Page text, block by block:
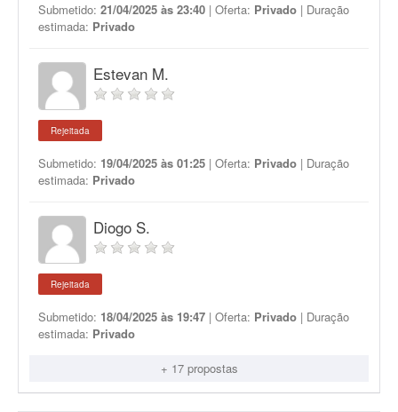
Submetido: 21/04/2025 às 23:40 | Oferta: Privado | Duração
estimada: Privado
Estevan M.
Rejeitada
Submetido: 19/04/2025 às 01:25 | Oferta: Privado | Duração
estimada: Privado
Diogo S.
Rejeitada
Submetido: 18/04/2025 às 19:47 | Oferta: Privado | Duração
estimada: Privado
+ 17 propostas